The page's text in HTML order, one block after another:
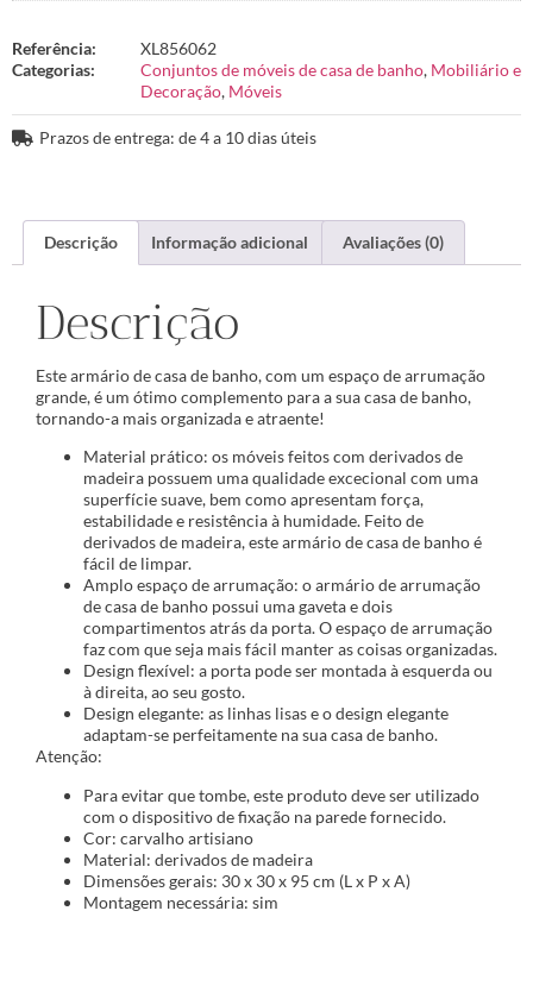
Referência:
XL856062
Categorias:
Conjuntos de móveis de casa de banho, Mobiliário e
Decoração, Móveis
Prazos de entrega: de 4 a 10 dias úteis
Descrição Informação adicional Avaliações (0)
Descrição
Este armário de casa de banho, com um espaço de arrumação
grande, é um ótimo complemento para a sua casa de banho,
tornando-a mais organizada e atraente!
Material prático: os móveis feitos com derivados de
madeira possuem uma qualidade excecional com uma
superfície suave, bem como apresentam força,
estabilidade e resistência à humidade. Feito de
derivados de madeira, este armário de casa de banho é
fácil de limpar.
Amplo espaço de arrumação: o armário de arrumação
de casa de banho possui uma gaveta e dois
compartimentos atrás da porta. O espaço de arrumação
faz com que seja mais fácil manter as coisas organizadas.
Design flexível: a porta pode ser montada à esquerda ou
à direita, ao seu gosto.
Design elegante: as linhas lisas e o design elegante
adaptam-se perfeitamente na sua casa de banho.
Atenção:
Para evitar que tombe, este produto deve ser utilizado
com o dispositivo de fixação na parede fornecido.
Cor: carvalho artisiano
Material: derivados de madeira
Dimensões gerais: 30 x 30 x 95 cm (L x P x A)
Montagem necessária: sim